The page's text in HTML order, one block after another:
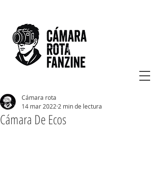
Cámara De Ecos
Cámara rota
14 mar 2022 2 min de lectura